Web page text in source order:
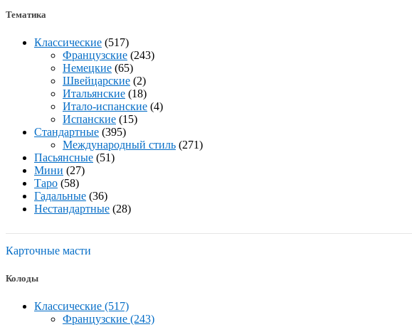
Тематика
Классические (517)
Французские (243)
Немецкие (65)
Швейцарские (2)
Итальянские (18)
Итало-испанские (4)
Испанские (15)
Стандартные (395)
Международный стиль (271)
Пасьянсные (51)
Мини (27)
Таро (58)
Гадальные (36)
Нестандартные (28)
Карточные масти
Колоды
Классические (517)
Французские (243)